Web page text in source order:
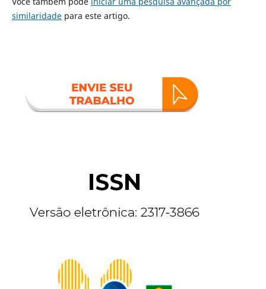
similaridadepara este artigo.